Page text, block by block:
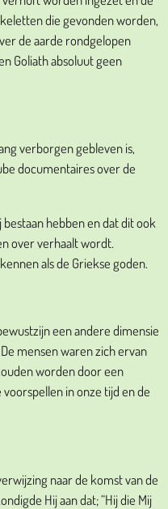
die gevonden worden,
de aarde rondgelopen
Goliath absoluut geen
verborgen gebleven is,
documentaires over de
hebben en dat dit ook
over verhaalt wordt.
als de Griekse goden.
een andere dimensie
mensen waren zich ervan
worden door een
in onze tijd en de
naar de komst van de
Hij aan dat; “Hij die Mij